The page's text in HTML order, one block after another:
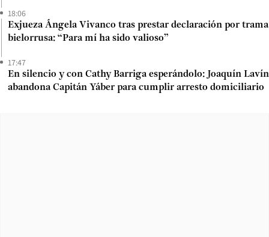
18:06
Exjueza Ángela Vivanco tras prestar declaración por trama
bielorrusa: “Para mí ha sido valioso”
17:47
En silencio y con Cathy Barriga esperándolo: Joaquín Lavín
abandona Capitán Yáber para cumplir arresto domiciliario